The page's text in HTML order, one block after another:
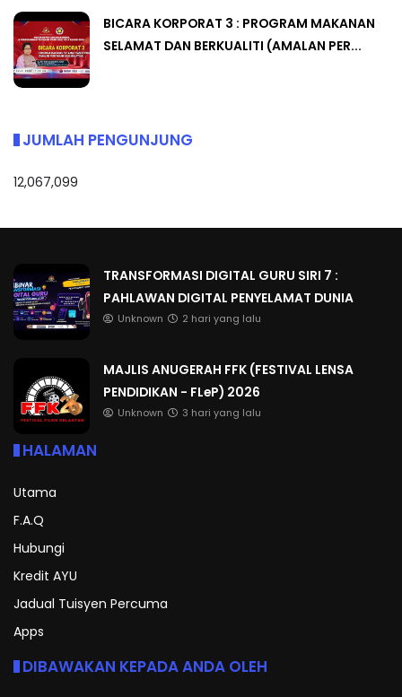
BICARA KORPORAT 3 : PROGRAM MAKANAN
SELAMAT DAN BERKUALITI (AMALAN PER...
JUMLAH PENGUNJUNG
12,067,099
TRANSFORMASI DIGITAL GURU SIRI 7 :
PAHLAWAN DIGITAL PENYELAMAT DUNIA
Unknown 2 hari yang lalu
MAJLIS ANUGERAH FFK (FESTIVAL LENSA
PENDIDIKAN - FLeP) 2026
Unknown 3 hari yang lalu
HALAMAN
Utama
F.A.Q
Hubungi
Kredit AYU
Jadual Tuisyen Percuma
Apps
DIBAWAKAN KEPADA ANDA OLEH